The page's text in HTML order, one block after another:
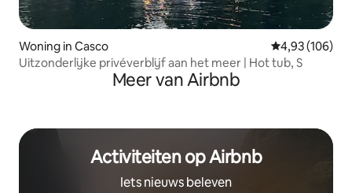
Woning in Casco Gemiddelde
4,93 (106)
Uitzonderlijke privéverblijf aan het meer | Hot tub, S
Meer van Airbnb
Activiteiten op Airbnb
Iets nieuws beleven